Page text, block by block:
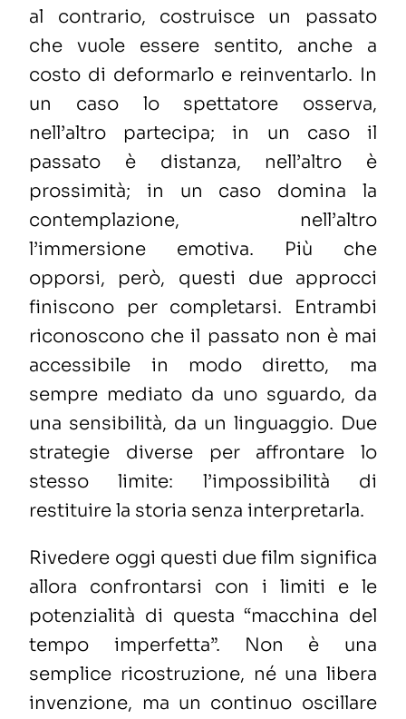
al contrario, costruisce un passato
che vuole essere sentito, anche a
costo di deformarlo e reinventarlo. In
un caso lo spettatore osserva,
nell’altro partecipa; in un caso il
passato è distanza, nell’altro è
prossimità; in un caso domina la
contemplazione, nell’altro
l’immersione emotiva. Più che
opporsi, però, questi due approcci
finiscono per completarsi. Entrambi
riconoscono che il passato non è mai
accessibile in modo diretto, ma
sempre mediato da uno sguardo, da
una sensibilità, da un linguaggio. Due
strategie diverse per affrontare lo
stesso limite: l’impossibilità di
restituire la storia senza interpretarla.
Rivedere oggi questi due film significa
allora confrontarsi con i limiti e le
potenzialità di questa “macchina del
tempo imperfetta”. Non è una
semplice ricostruzione, né una libera
invenzione, ma un continuo oscillare